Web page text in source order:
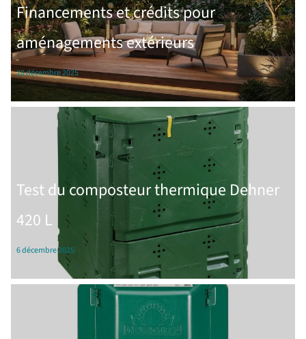
Financements et crédits pour
aménagements extérieurs
28 décembre 2025
Test du composteur thermique Dehner
420 L
6 décembre 2025